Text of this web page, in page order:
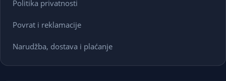
Politika privatnosti
Povrat i reklamacije
Narudžba, dostava i plaćanje